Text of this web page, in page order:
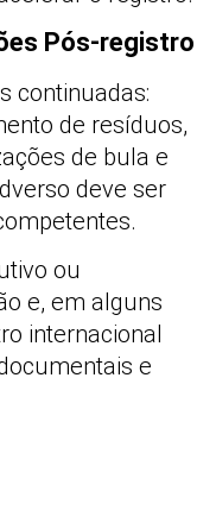
Pós-registro
continuadas:
de resíduos,
de bula e
deve ser
ou
e, em alguns
internacional
e